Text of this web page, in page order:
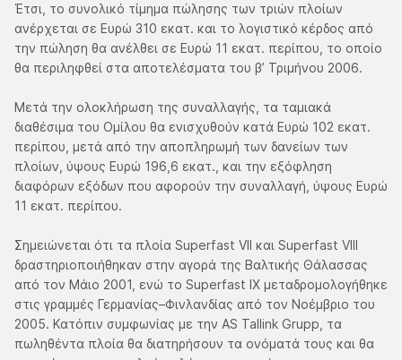
Έτσι, το συνολικό τίμημα πώλησης των τριών πλοίων
ανέρχεται σε Ευρώ 310 εκατ. και το λογιστικό κέρδος από
την πώληση θα ανέλθει σε Ευρώ 11 εκατ. περίπου, το οποίο
θα περιληφθεί στα αποτελέσματα του β’ Τριμήνου 2006.
Μετά την ολοκλήρωση της συναλλαγής, τα ταμιακά
διαθέσιμα του Ομίλου θα ενισχυθούν κατά Ευρώ 102 εκατ.
περίπου, μετά από την αποπληρωμή των δανείων των
πλοίων, ύψους Ευρώ 196,6 εκατ., και την εξόφληση
διαφόρων εξόδων που αφορούν την συναλλαγή, ύψους Ευρώ
11 εκατ. περίπου.
Σημειώνεται ότι τα πλοία Superfast VII και Superfast VIII
δραστηριοποιήθηκαν στην αγορά της Βαλτικής Θάλασσας
από τον Μάιο 2001, ενώ το Superfast IX μεταδρομολογήθηκε
στις γραμμές Γερμανίας–Φινλανδίας από τον Νοέμβριο του
2005. Κατόπιν συμφωνίας με την AS Tallink Grupp, τα
πωληθέντα πλοία θα διατηρήσουν τα ονόματά τους και θα